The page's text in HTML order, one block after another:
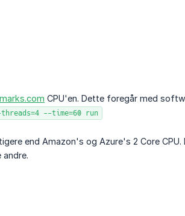
CPU'en. Dette foregår med
threads=4 --time=60 run
end Amazon's og Azure's 2 Core